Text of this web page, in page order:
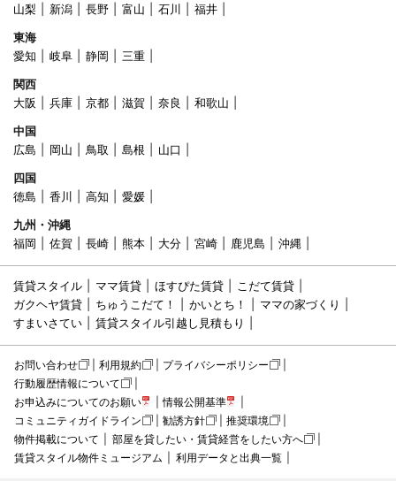
山梨
新潟 長野 富山 石川
福井
東海
愛知
岐阜 静岡
三重
関西
大阪
兵庫 京都 滋賀 奈良
和歌山
中国
広島
岡山 鳥取 島根
山口
四国
徳島
香川 高知
愛媛
九州・沖縄
福岡
佐賀 長崎 熊本 大分 宮崎 鹿児島 沖縄
賃貸スタイル ママ賃貸 ほすぴた賃貸
こだて賃貸
ガクヘヤ賃貸
ちゅうこだて！ かいとち！
ママの家づくり
すまいさてい
賃貸スタイル引越し見積もり
お問い合わせ 利用規約
プライバシーポリシー
行動履歴情報について
お申込みについてのお願い
情報公開基準
コミュニティガイドライン
勧誘方針
推奨環境
物件掲載について
部屋を貸したい・賃貸経営をしたい方へ
賃貸スタイル物件ミュージアム
利用データと出典一覧